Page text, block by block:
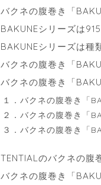
バクネの腹巻き「
BAKUNEシリーズは
BAKUNEシリーズは種
バクネの腹巻き「
バクネの腹巻き「
１．バクネの腹巻き「
２．バクネの腹巻き「
３．バクネの腹巻き「
TENTIALのバクネの腹
バクネの腹巻き「